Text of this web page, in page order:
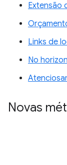
Extensão
Links de
No
Novas